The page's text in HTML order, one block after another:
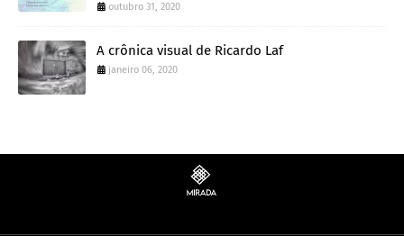
outubro 31, 2020
A crônica visual de Ricardo Laf
janeiro 06, 2020